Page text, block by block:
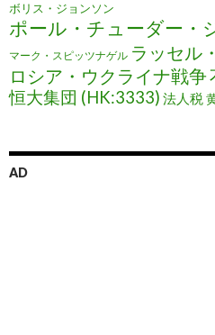
ボリス・ジョンソン
ポール・チューダー・
マーク・スピッツナゲル ラッセル
ロシア・ウクライナ戦争
恒大集団 (HK:3333) 法人税
AD